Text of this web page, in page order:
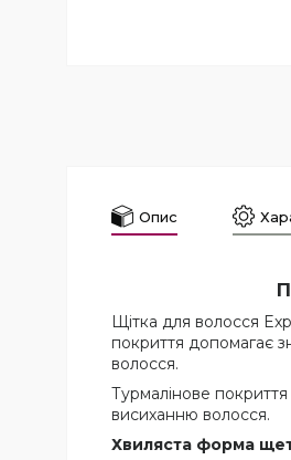
Опис
Щітка для волосся
покриття допомагає
волосся.
Турмалінове покриття
висиханню волосся.
Хвиляста форма